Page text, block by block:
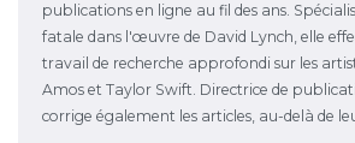
publications en ligne au fil des ans.
fatale dans l'œuvre de David Lynch, elle
travail de recherche approfondi sur les
Amos et Taylor Swift. Directrice de
corrige également les articles, au-delà de